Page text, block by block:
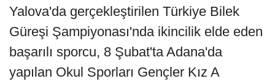
Yalova'da gerçekleştirilen Türkiye Bilek
Güreşi Şampiyonası'nda ikincilik elde eden
başarılı sporcu, 8 Şubat'ta Adana'da
yapılan Okul Sporları Gençler Kız A